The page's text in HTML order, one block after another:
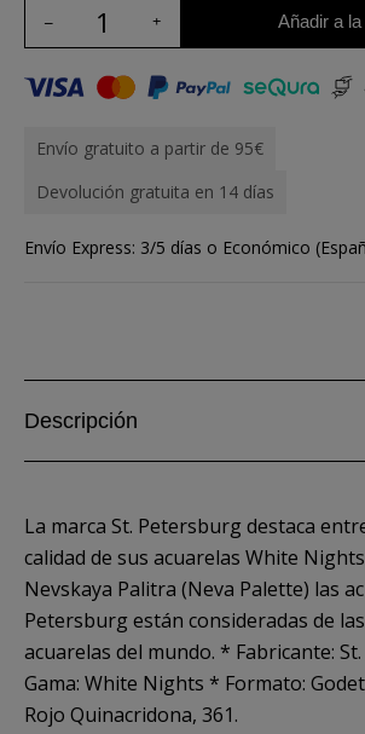
Añadir a
Envío gratuito a partir de 95€
Devolución gratuita en 14 días
Envío Express: 3/5 días o Económico
Descripción
La marca St. Petersburg destaca
calidad de sus acuarelas White
Nevskaya Palitra (Neva Palette) las
Petersburg están consideradas de
acuarelas del mundo. * Fabricante:
Gama: White Nights * Formato:
Rojo Quinacridona, 361.